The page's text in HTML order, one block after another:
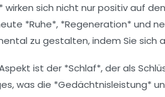
wirken sich nicht nur positiv auf
*Ruhe*, *Regeneration* und
zu gestalten, indem Sie sich
ist der *Schlaf*, der als
was die *Gedächtnisleistung*